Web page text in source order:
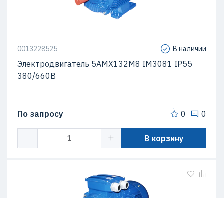
0013228525 В наличии
Электродвигатель 5АМХ132M8 IM3081 IP55
380/660В
По запросу 0 0
В корзину